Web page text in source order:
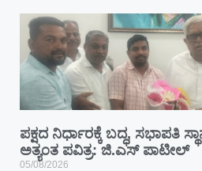
ಪಕ್ಷದ ನಿರ್ಧಾರಕ್ಕೆ ಬದ್ಧ, ಸಭಾಪತಿ
ಅತ್ಯಂತ ಪವಿತ್ರ: ಜಿ.ಎಸ್ ಪಾಟೀಲ್
05/08/2026